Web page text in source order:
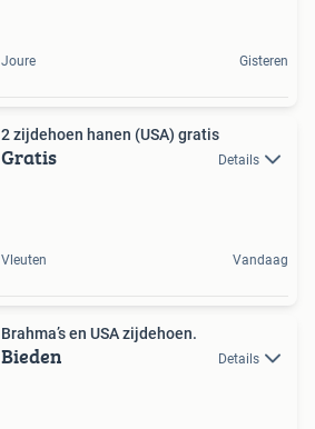
Joure Gisteren
2 zijdehoen hanen (USA) gratis
Gratis Details
Vleuten Vandaag
Brahma’s en USA zijdehoen.
Bieden Details